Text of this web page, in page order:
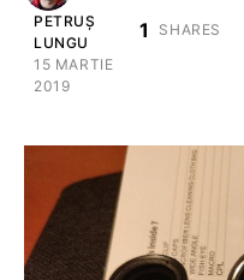
PETRUȘ
LUNGU
15 MARTIE
2019
1 SHARES